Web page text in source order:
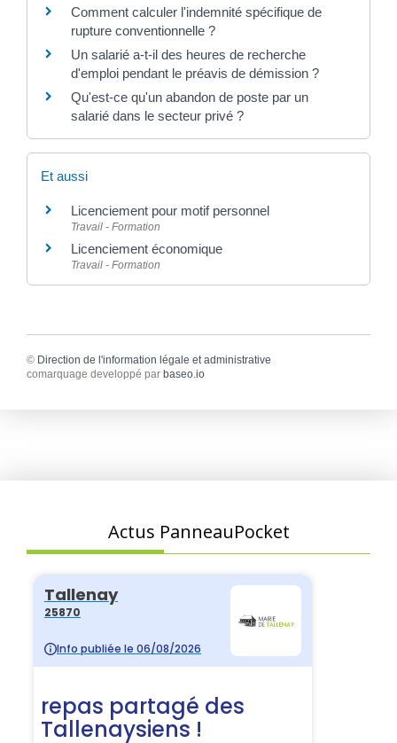
Comment calculer l'indemnité spécifique de
rupture conventionnelle ?
Un salarié a-t-il des heures de recherche
d'emploi pendant le préavis de démission ?
Qu'est-ce qu'un abandon de poste par un
salarié dans le secteur privé ?
Et aussi
Licenciement pour motif personnel
Travail - Formation
Licenciement économique
Travail - Formation
© Direction de l'information légale et administrative
comarquage developpé par baseo.io
Actus PanneauPocket